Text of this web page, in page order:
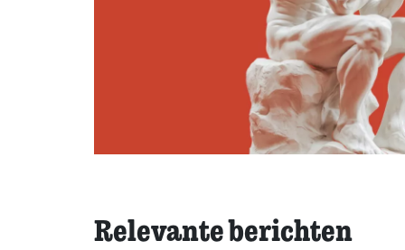
Relevante berichten